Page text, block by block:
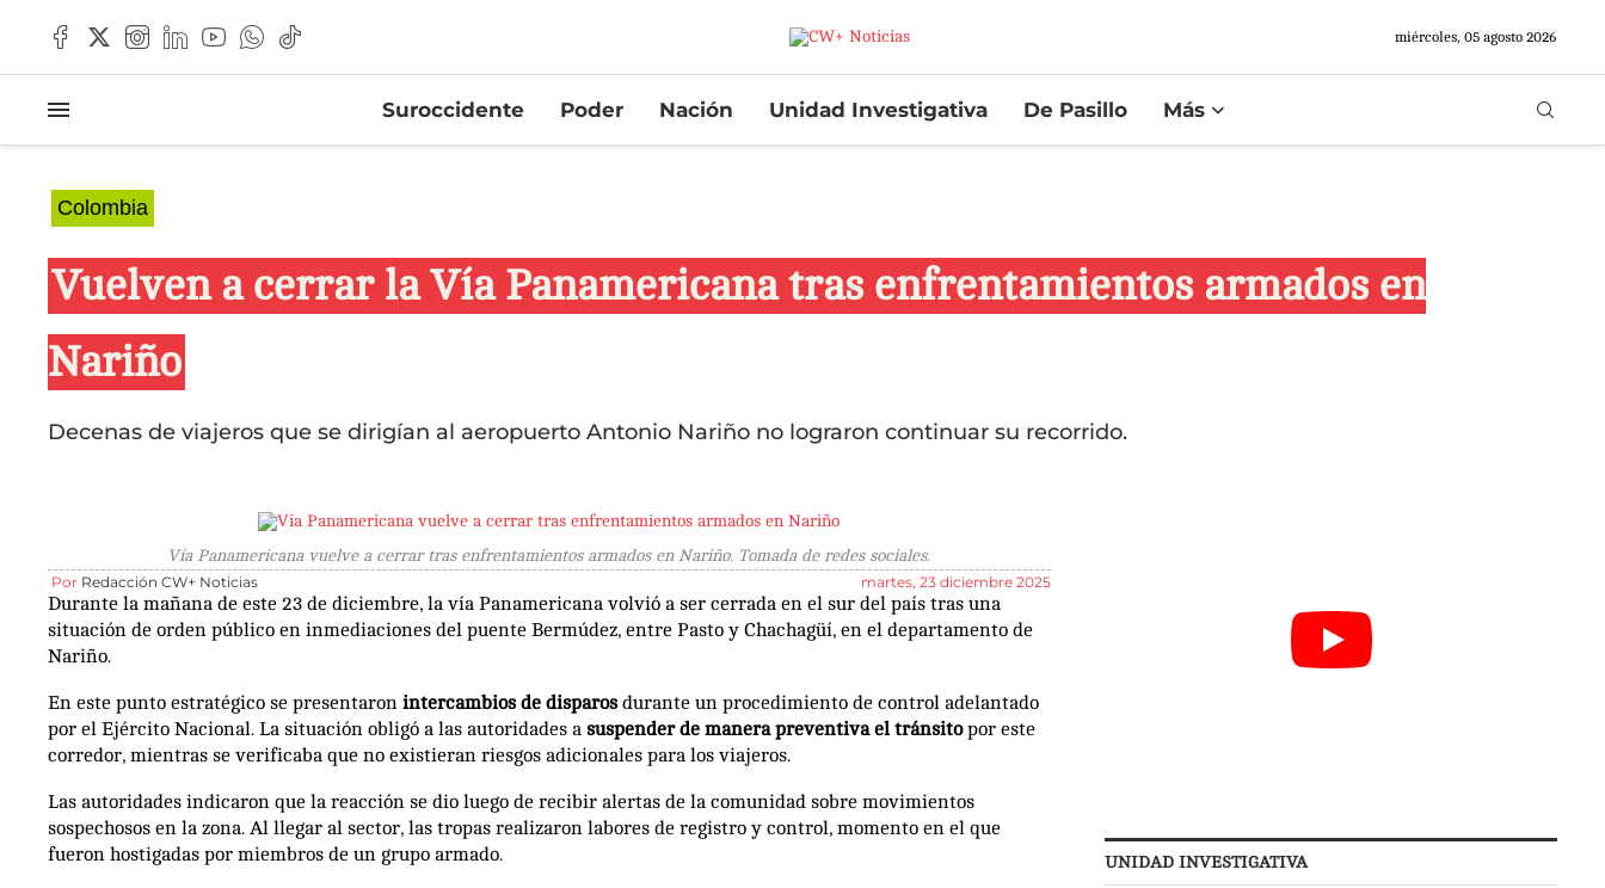
miércoles, 05 agosto 2026
Suroccidente Poder Nación Unidad Investigativa De Pasillo Más
Colombia
Vuelven a cerrar la Vía Panamericana tras enfrentamientos armados en
Nariño
Decenas de viajeros que se dirigían al aeropuerto Antonio Nariño no lograron continuar su recorrido.
Vía Panamericana vuelve a cerrar tras enfrentamientos armados en Nariño. Tomada de redes sociales.
Por Redacción CW+ Noticias martes, 23 diciembre 2025
Durante la mañana de este 23 de diciembre, la vía Panamericana volvió a ser cerrada en el sur del país tras una
situación de orden público en inmediaciones del puente Bermúdez, entre Pasto y Chachagüí, en el departamento de
Nariño.
En este punto estratégico se presentaron intercambios de disparosdurante un procedimiento de control adelantado
por el Ejército Nacional. La situación obligó a las autoridades a suspender de manera preventiva el tránsitopor este
corredor, mientras se verificaba que no existieran riesgos adicionales para los viajeros.
Las autoridades indicaron que la reacción se dio luego de recibir alertas de la comunidad sobre movimientos
sospechosos en la zona. Al llegar al sector, las tropas realizaron labores de registro y control, momento en el que
fueron hostigadas por miembros de un grupo armado.
UNIDAD INVESTIGATIVA